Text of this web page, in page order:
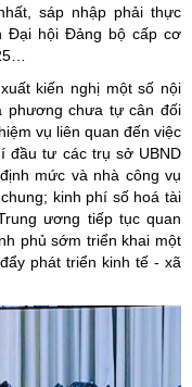
sáp nhập phải thực
Đại hội Đảng bộ cấp cơ
kiến nghị một số nội
phương chưa tự cân đối
vụ liên quan đến việc
đầu tư các trụ sở UBND
mức và nhà công vụ
kinh phí số hoá tài
ương tiếp tục quan
phủ sớm triển khai một
phát triển kinh tế - xã